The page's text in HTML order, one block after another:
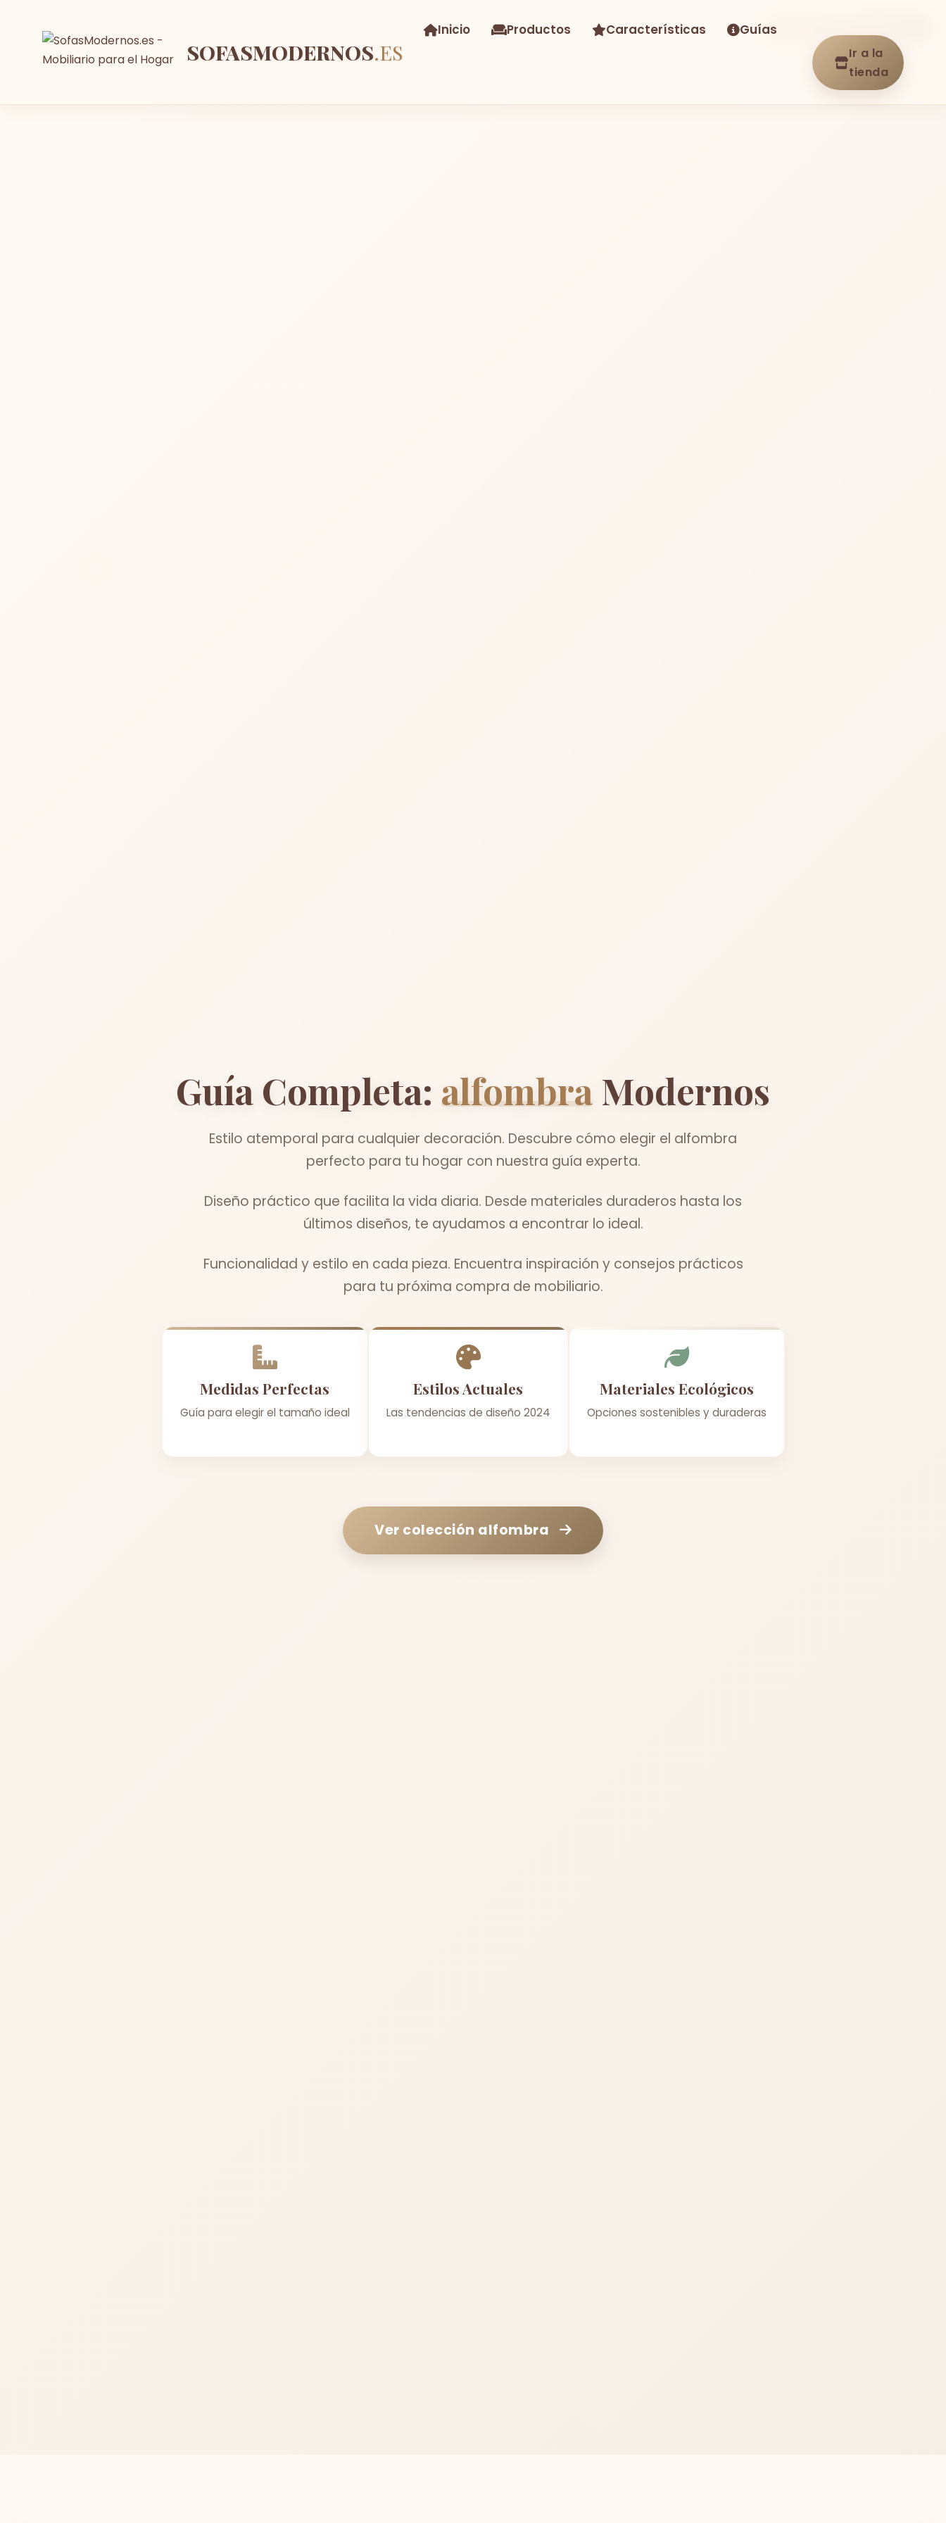
SOFASMODERNOS.ES
Inicio Productos Características Guías
Ir a la
tienda
Guía Completa: alfombra Modernos
Estilo atemporal para cualquier decoración. Descubre cómo elegir el alfombra
perfecto para tu hogar con nuestra guía experta.
Diseño práctico que facilita la vida diaria. Desde materiales duraderos hasta los
últimos diseños, te ayudamos a encontrar lo ideal.
Funcionalidad y estilo en cada pieza. Encuentra inspiración y consejos prácticos
para tu próxima compra de mobiliario.
Medidas Perfectas
Guía para elegir el tamaño ideal
Estilos Actuales
Las tendencias de diseño 2024
Materiales Ecológicos
Opciones sostenibles y duraderas
Ver colección alfombra
-25%